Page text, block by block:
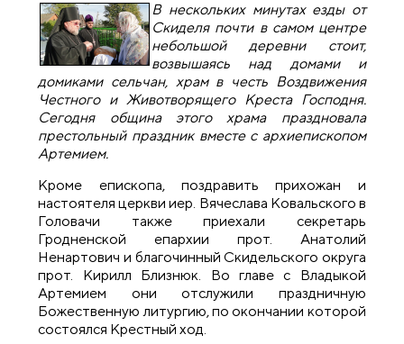
В нескольких минутах езды от
Скиделя почти в самом центре
небольшой деревни стоит,
возвышаясь над домами и
домиками сельчан, храм в честь Воздвижения
Честного и Животворящего Креста Господня.
Сегодня община этого храма праздновала
престольный праздник вместе с архиепископом
Артемием.
Кроме епископа, поздравить прихожан и
настоятеля церкви иер. Вячеслава Ковальского в
Головачи также приехали секретарь
Гродненской епархии прот. Анатолий
Ненартович и благочинный Скидельского округа
прот. Кирилл Близнюк. Во главе с Владыкой
Артемием они отслужили праздничную
Божественную литургию, по окончании которой
состоялся Крестный ход.